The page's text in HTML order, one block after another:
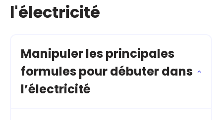
l'électricité
Manipuler les principales
formules pour débuter dans
l’électricité